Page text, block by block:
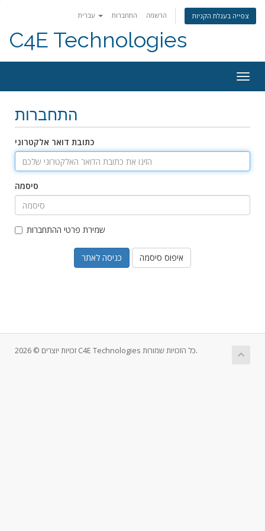
התחברות הרשמה צפייה בעגלת הקניות
C4E Technologies
ניווט
התחברות
כתובת דואר אלקטרוני
סיסמה
שמירת פרטי ההתחברות
איפוס סיסמה
זכויות יוצרים © 2026 C4E Technologies כל הזכויות שמורות.